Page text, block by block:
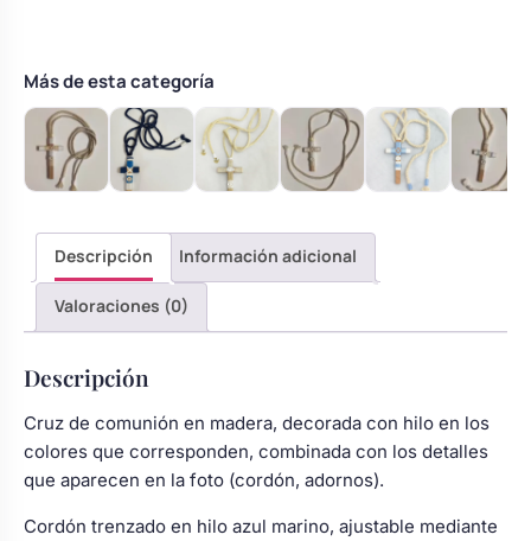
y
Rojo
cantidad
Más de esta categoría
Descripción Información adicional
Valoraciones (0)
Descripción
Cruz de comunión en madera, decorada con hilo en los
colores que corresponden, combinada con los detalles
que aparecen en la foto (cordón, adornos).
Cordón trenzado en hilo azul marino, ajustable mediante